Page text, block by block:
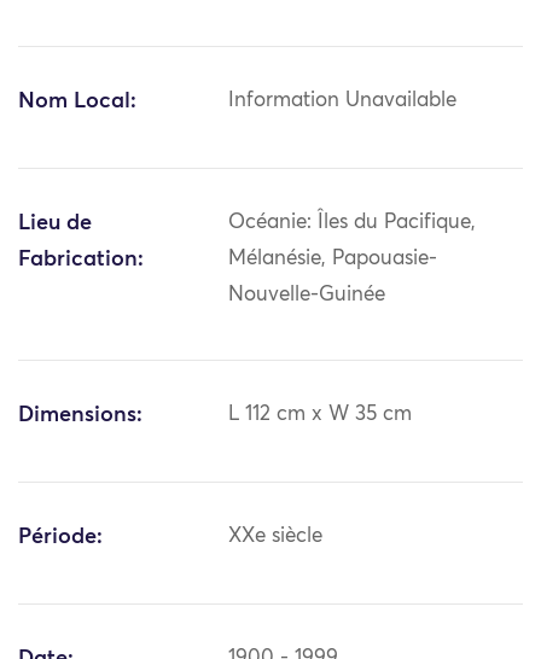
Nom Local: Information Unavailable
Lieu de
Fabrication:
Océanie: Îles du Pacifique,
Mélanésie, Papouasie-
Nouvelle-Guinée
Dimensions: L 112 cm x W 35 cm
Période: XXe siècle